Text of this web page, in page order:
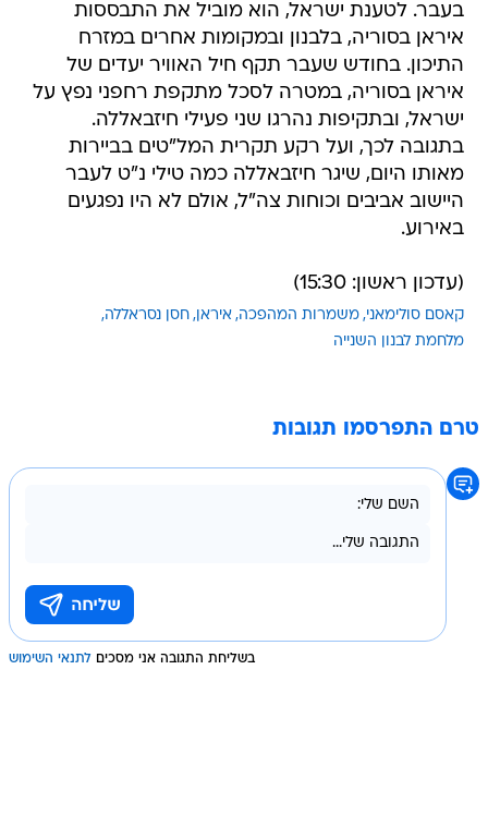
בעבר. לטענת ישראל, הוא מוביל את התבססות
איראן בסוריה, בלבנון ובמקומות אחרים במזרח
התיכון. בחודש שעבר תקף חיל האוויר יעדים של
איראן בסוריה, במטרה לסכל מתקפת רחפני נפץ על
ישראל, ובתקיפות נהרגו שני פעילי חיזבאללה.
בתגובה לכך, ועל רקע תקרית המל"טים בביירות
מאותו היום, שיגר חיזבאללה כמה טילי נ"ט לעבר
היישוב אביבים וכוחות צה"ל, אולם לא היו נפגעים
באירוע.
(עדכון ראשון: 15:30)
קאסם סולימאני משמרות המהפכה איראן חסן נסראללה
מלחמת לבנון השנייה
טרם התפרסמו תגובות
בשליחת התגובה אני מסכים לתנאי השימוש